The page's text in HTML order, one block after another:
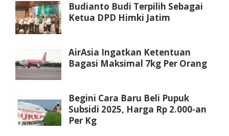
Budianto Budi Terpilih Sebagai
Ketua DPD Himki Jatim
AirAsia Ingatkan Ketentuan
Bagasi Maksimal 7kg Per Orang
Begini Cara Baru Beli Pupuk
Subsidi 2025, Harga Rp 2.000-an
Per Kg